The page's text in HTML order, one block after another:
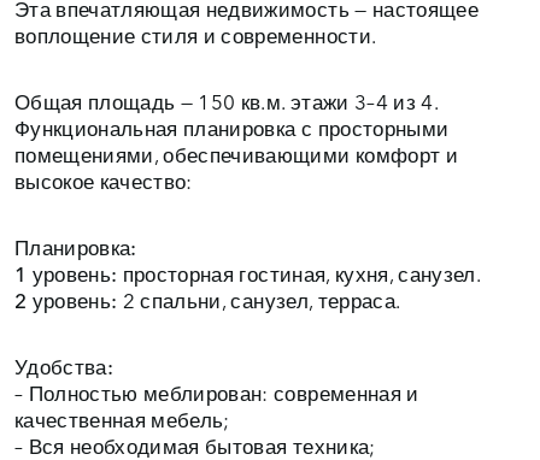
Эта впечатляющая недвижимость — настоящее
воплощение стиля и современности.
Общая площадь — 150 кв.м. этажи 3–4 из 4.
Функциональная планировка с просторными
помещениями, обеспечивающими комфорт и
высокое качество:
Планировка:
1 уровень: просторная гостиная, кухня, санузел.
2 уровень: 2 спальни, санузел, терраса.
Удобства:
– Полностью меблирован: современная и
качественная мебель;
– Вся необходимая бытовая техника;